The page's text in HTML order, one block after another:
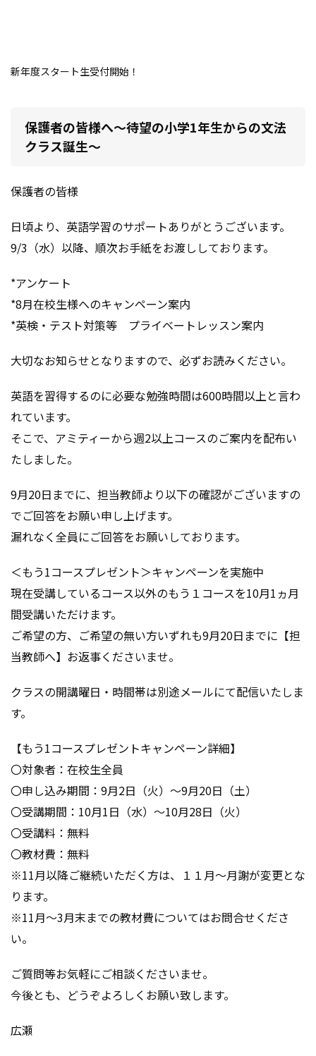
新年度スタート生受付開始！
保護者の皆様へ～待望の小学1年生からの文法
クラス誕生～
保護者の皆様
日頃より、英語学習のサポートありがとうございます。
9/3（水）以降、順次お手紙をお渡ししております。
*アンケート
*8月在校生様へのキャンペーン案内
*英検・テスト対策等 プライベートレッスン案内
大切なお知らせとなりますので、必ずお読みください。
英語を習得するのに必要な勉強時間は600時間以上と言わ
れています。
そこで、アミティーから週2以上コースのご案内を配布い
たしました。
9月20日までに、担当教師より以下の確認がございますの
でご回答をお願い申し上げます。
漏れなく全員にご回答をお願いしております。
＜もう1コースプレゼント＞キャンペーンを実施中
現在受講しているコース以外のもう１コースを10月1ヵ月
間受講いただけます。
ご希望の方、ご希望の無い方いずれも9月20日までに【担
当教師へ】お返事くださいませ。
クラスの開講曜日・時間帯は別途メールにて配信いたしま
す。
【もう1コースプレゼントキャンペーン詳細】
〇対象者：在校生全員
〇申し込み期間：9月2日（火）～9月20日（土）
〇受講期間：10月1日（水）～10月28日（火）
〇受講料：無料
〇教材費：無料
※11月以降ご継続いただく方は、１１月～月謝が変更とな
ります。
※11月～3月末までの教材費についてはお問合せくださ
い。
ご質問等お気軽にご相談くださいませ。
今後とも、どうぞよろしくお願い致します。
広瀬